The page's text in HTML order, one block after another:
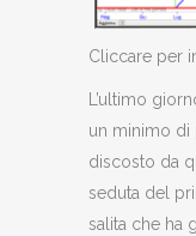
Cliccare per
L’ultimo
un minimo di
discosto da
seduta del
salita che ha